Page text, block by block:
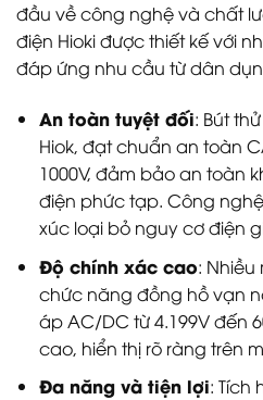
đầu về công nghệ và chất
điện Hioki được thiết kế với
đáp ứng nhu cầu từ dân
An toàn tuyệt đối: Bút
Hiok, đạt chuẩn an toàn
1000V, đảm bảo an toàn
điện phức tạp. Công
xúc loại bỏ nguy cơ điện
Độ chính xác cao:
chức năng đồng hồ vạn
áp AC/DC từ 4.199V đến
cao, hiển thị rõ ràng trên
Đa năng và tiện lợi: Tích